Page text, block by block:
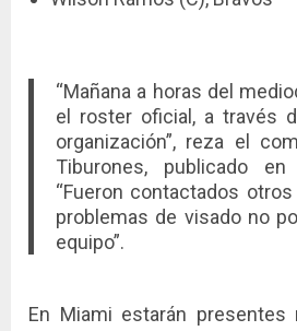
“Mañana a horas del
el roster oficial, a través
organización”, reza el
Tiburones, publicado
“Fueron contactados
problemas de visado no
equipo”.
En Miami estarán presentes